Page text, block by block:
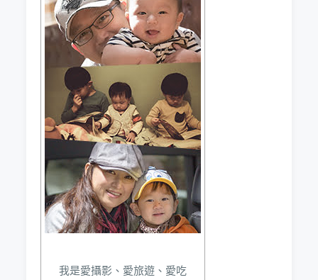
我是愛攝影、愛旅遊、愛吃